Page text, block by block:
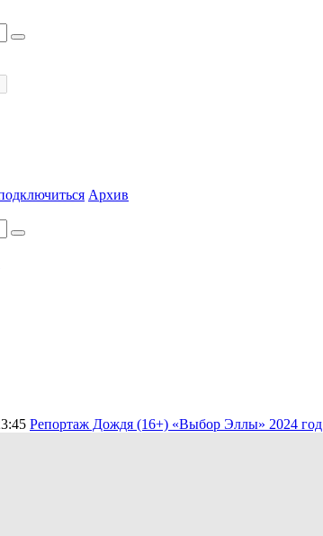
Архив
Репортаж Дождя (16+) «Выбор Эллы» 2024 год